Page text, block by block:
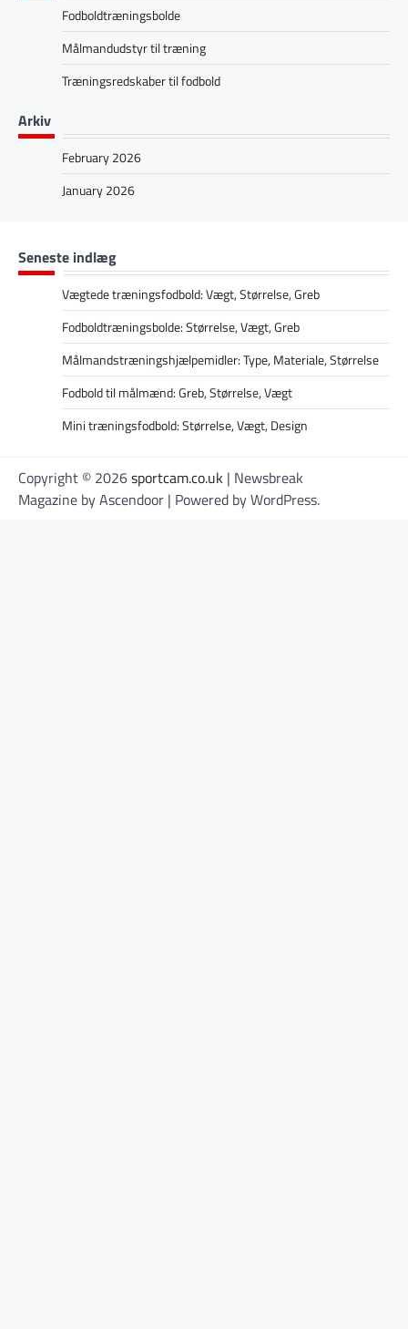
Fodboldtræningsbolde
Målmandudstyr til træning
Træningsredskaber til fodbold
Arkiv
February 2026
January 2026
Seneste indlæg
Vægtede træningsfodbold: Vægt, Størrelse, Greb
Fodboldtræningsbolde: Størrelse, Vægt, Greb
Målmandstræningshjælpemidler: Type, Materiale, Størrelse
Fodbold til målmænd: Greb, Størrelse, Vægt
Mini træningsfodbold: Størrelse, Vægt, Design
Copyright © 2026sportcam.co.uk | Newsbreak
Magazine byAscendoor | Powered byWordPress.